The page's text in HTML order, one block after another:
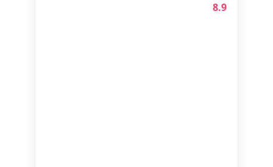
8.9